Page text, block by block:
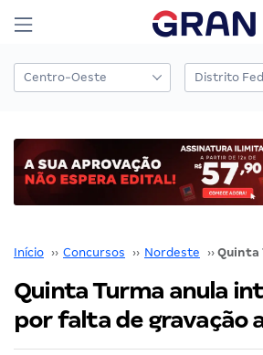
Início ›› Concursos ›› Nordeste ››
Quinta Turma anula
por falta de gravação